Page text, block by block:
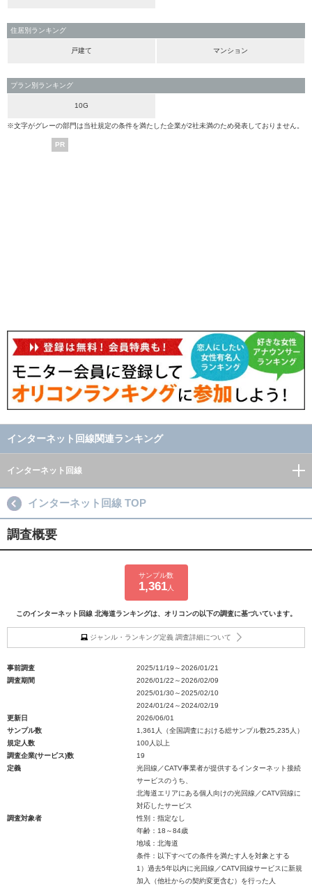
住居別ランキング
戸建て マンション
プラン別ランキング
10G
※文字がグレーの部門は当社規定の条件を満たした企業が2社未満のため発表しておりません。
PR
インターネット回線関連ランキング
インターネット回線
インターネット回線 TOP
調査概要
サンプル数
1,361人
このインターネット回線 北海道ランキングは、オリコンの以下の調査に基づいています。
ジャンル・ランキング定義 調査詳細について
事前調査
2025/11/19～2026/01/21
調査期間
2026/01/22～2026/02/09
2025/01/30～2025/02/10
2024/01/24～2024/02/19
更新日
2026/06/01
サンプル数
1,361人（全国調査における総サンプル数25,235人）
規定人数
100人以上
調査企業(サービス)数
19
定義
光回線／CATV事業者が提供するインターネット接続
サービスのうち、
北海道エリアにある個人向けの光回線／CATV回線に
対応したサービス
調査対象者
性別：指定なし
年齢：18～84歳
地域：北海道
条件：以下すべての条件を満たす人を対象とする
1）過去5年以内に光回線／CATV回線サービスに新規
加入（他社からの契約変更含む）を行った人